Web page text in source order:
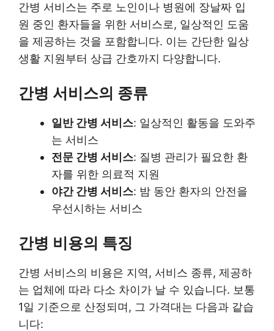
간병 서비스는 주로 노인이나 병원에 장날짜 입
원 중인 환자들을 위한 서비스로, 일상적인 도움
을 제공하는 것을 포함합니다. 이는 간단한 일상
생활 지원부터 상급 간호까지 다양합니다.
간병 서비스의 종류
일반 간병 서비스: 일상적인 활동을 도와주
는 서비스
전문 간병 서비스: 질병 관리가 필요한 환
자를 위한 의료적 지원
야간 간병 서비스: 밤 동안 환자의 안전을
우선시하는 서비스
간병 비용의 특징
간병 서비스의 비용은 지역, 서비스 종류, 제공하
는 업체에 따라 다소 차이가 날 수 있습니다. 보통
1일 기준으로 산정되며, 그 가격대는 다음과 같습
니다: